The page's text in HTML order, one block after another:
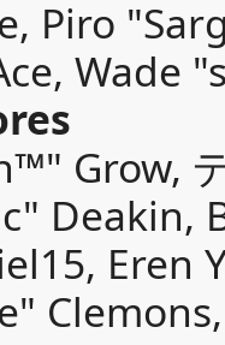
Piro
Wade
Grow,
Deakin,
Eren